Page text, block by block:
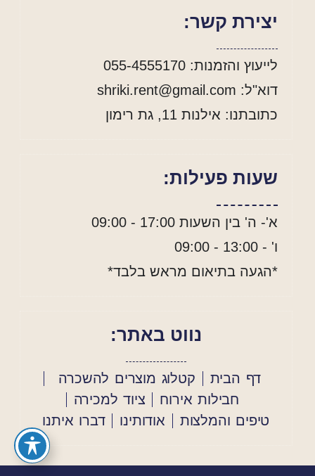
יצירת קשר:
לייעוץ והזמנות: 055-4555170
דוא"ל: shriki.rent@gmail.com
כתובתנו: אילנות 11, גת רימון
שעות פעילות:
א'- ה' בין השעות 17:00 - 09:00
ו' - 13:00 - 09:00
*הגעה בתיאום מראש בלבד*
נווט באתר:
דף הבית
קטלוג מוצרים להשכרה
חבילות אירוח
ציוד למכירה
טיפים והמלצות
אודותינו דברו איתנו